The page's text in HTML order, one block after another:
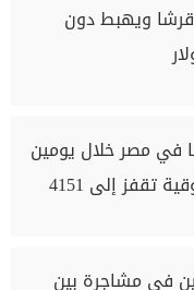
الدولار يفقد حتى 63 قرشا ويهبط دون
35 جنيهًا في مصر خلال يومين
رغم قوة الجنيه.. والأوقية تقفز إلى 4151
في مشاجرة بين